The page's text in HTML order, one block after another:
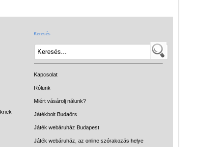
Keresés
Kapcsolat
Rólunk
Miért vásárolj nálunk?
Játékbolt Budaörs
Játék webáruház Budapest
Játék webáruház, az online szórakozás helye
Intelligens gyurma
Licenszes TOP